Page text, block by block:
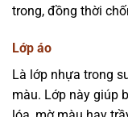
trong, đồng thời
Lớp áo
Là lớp nhựa trong
màu. Lớp này giúp